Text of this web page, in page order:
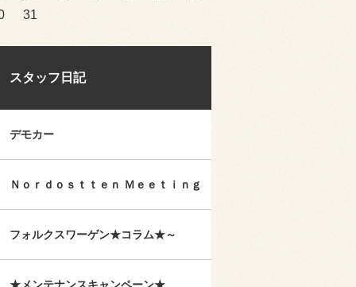
31
スタッフ日記
デモカー
Ｎｏｒｄｏｓｔｔｅｎ Ｍｅｅｔｉｎｇ
フォルクスワーゲン★コラム★～